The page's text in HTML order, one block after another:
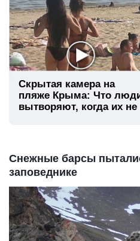
Скрытая камера на
пляже Крыма: Что
вытворяют, когда их не
Снежные барсы
заповеднике